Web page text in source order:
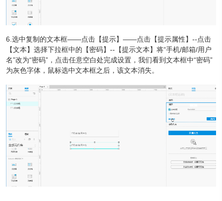
6.选中复制的文本框——点击【提示】——点击【提示属性】--点击
【文本】选择下拉框中的【密码】--【提示文本】将“手机/邮箱/用户
名”改为“密码”，点击任意空白处完成设置，我们看到文本框中“密码”
为灰色字体，鼠标选中文本框之后，该文本消失。